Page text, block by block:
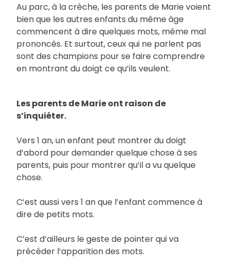
Au parc, à la crèche, les parents de Marie voient
bien que les autres enfants du même âge
commencent à dire quelques mots, même mal
prononcés. Et surtout, ceux qui ne parlent pas
sont des champions pour se faire comprendre
en montrant du doigt ce qu’ils veulent.
Les parents de Marie ont raison de
s’inquiéter.
Vers 1 an, un enfant peut montrer du doigt
d’abord pour demander quelque chose à ses
parents, puis pour montrer qu’il a vu quelque
chose.
C’est aussi vers 1 an que l’enfant commence à
dire de petits mots.
C’est d’ailleurs le geste de pointer qui va
précéder l’apparition des mots.